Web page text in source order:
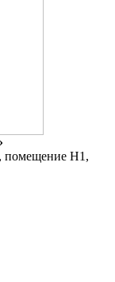
помещение Н1,